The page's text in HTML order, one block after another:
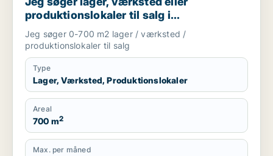
produktionslokaler til salg i
Storkøbenhavn
Jeg søger 0-700 m2 lager / værksted /
produktionslokaler til salg
Type
Lager, Værksted, Produktionslokaler
Areal
700 m2
Max. per måned